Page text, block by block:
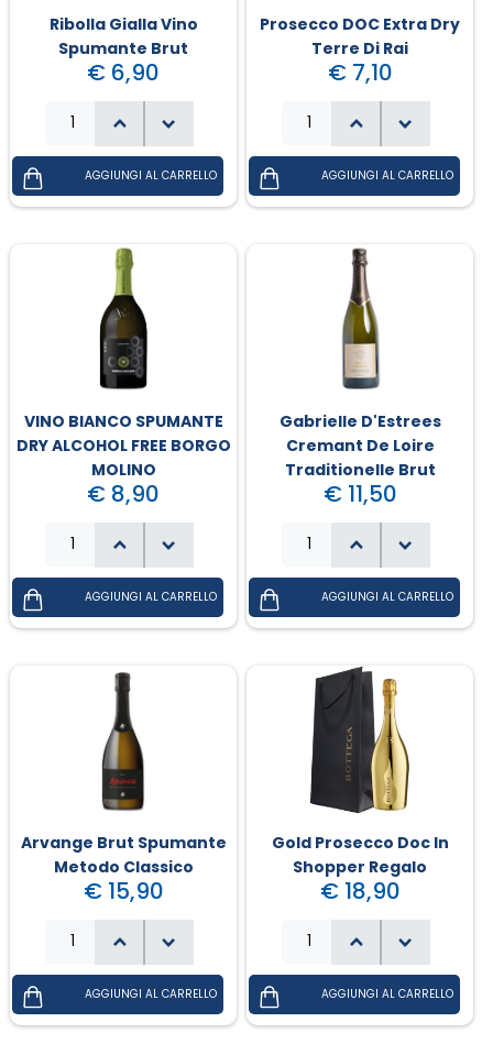
Campania - Basilicata - Calabria
Sicilia - Sardegna
Francia
Sanpellegrino
Cialde Lavazza compatibili Nespresso®*
Confetture, miele, creme di cacao
Latte
Pomodoro
Igiene e cura persona
Igiene e pulizia
Prodotti di carta e plastica
Carta ufficio e stampanti
Diffusori-Profumatori-Deodoranti-
Ribolla Gialla Vino
Spumante Brut
€ 6,90
Prosecco DOC Extra Dry
Terre Di Rai
€ 7,10
VINO BIANCO SPUMANTE
DRY ALCOHOL FREE BORGO
MOLINO
€ 8,90
Gabrielle D'Estrees
Cremant De Loire
Traditionelle Brut
€ 11,50
Arvange Brut Spumante
Metodo Classico
€ 15,90
Gold Prosecco Doc In
Shopper Regalo
€ 18,90